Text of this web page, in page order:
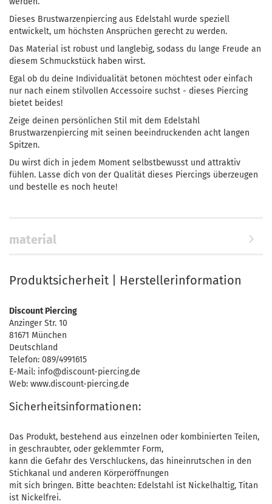
Dieses Brustwarzenpiercing aus Edelstahl wurde speziell
entwickelt, um höchsten Ansprüchen gerecht zu werden.
Das Material ist robust und langlebig, sodass du lange Freude an
diesem Schmuckstück haben wirst.
Egal ob du deine Individualität betonen möchtest oder einfach
nur nach einem stilvollen Accessoire suchst - dieses Piercing
bietet beides!
Zeige deinen persönlichen Stil mit dem Edelstahl
Brustwarzenpiercing mit seinen beeindruckenden acht langen
Spitzen.
Du wirst dich in jedem Moment selbstbewusst und attraktiv
fühlen. Lasse dich von der Qualität dieses Piercings überzeugen
und bestelle es noch heute!
material
Produktsicherheit | Herstellerinformation
Discount Piercing
Anzinger Str. 10
81671 München
Deutschland
Telefon: 089/4991615
E-Mail: info@discount-piercing.de
Web: www.discount-piercing.de
Sicherheitsinformationen:
Das Produkt, bestehend aus einzelnen oder kombinierten Teilen,
in geschraubter, oder geklemmter Form,
kann die Gefahr des Verschluckens, das hineinrutschen in den
Stichkanal und anderen Körperöffnungen
mit sich bringen. Bitte beachten: Edelstahl ist Nickelhaltig, Titan
ist Nickelfrei.